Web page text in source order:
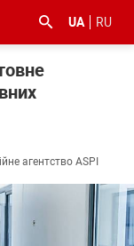
UA RU
агентство ASPI